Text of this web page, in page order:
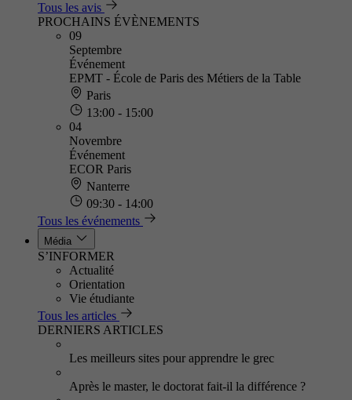
Tous les avis
PROCHAINS ÉVÈNEMENTS
09
Septembre
Événement
EPMT - École de Paris des Métiers de la Table
Paris
13:00 - 15:00
04
Novembre
Événement
ECOR Paris
Nanterre
09:30 - 14:00
Tous les événements
Média
S’INFORMER
Actualité
Orientation
Vie étudiante
Tous les articles
DERNIERS ARTICLES
Les meilleurs sites pour apprendre le grec
Après le master, le doctorat fait-il la différence ?